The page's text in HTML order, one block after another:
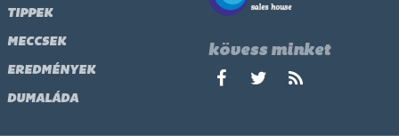
TIPPEK
MECCSEK
EREDMÉNYEK
DUMALÁDA
kövess minket